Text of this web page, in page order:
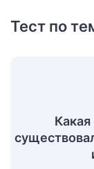
Тест по